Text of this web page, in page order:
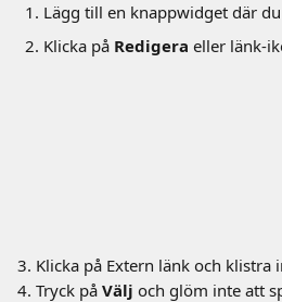
Lägg till en knappwidget där
Klicka på Redigera eller länk-
3. Klicka på Extern länk och klistra
4. Tryck på Välj och glöm inte att